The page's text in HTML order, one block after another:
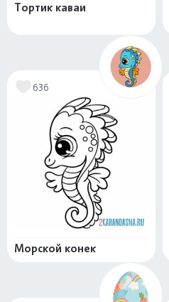
Тортик каваи
636
Морской конек